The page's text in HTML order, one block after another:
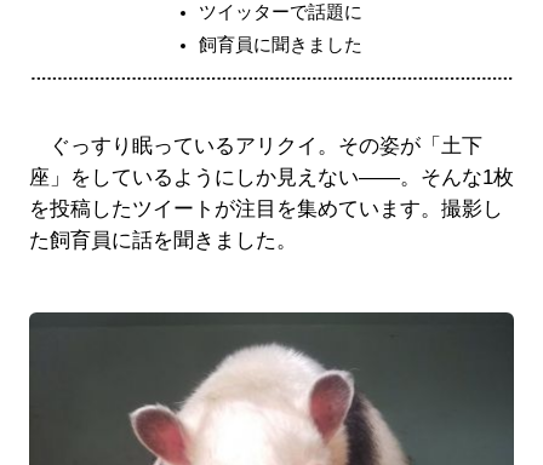
ツイッターで話題に
飼育員に聞きました
ぐっすり眠っているアリクイ。その姿が「土下
座」をしているようにしか見えない――。そんな1枚
を投稿したツイートが注目を集めています。撮影し
た飼育員に話を聞きました。